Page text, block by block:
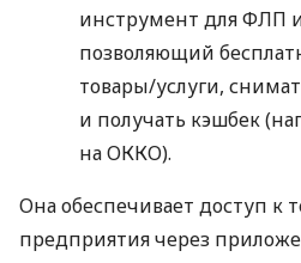
инструмент для ФЛП
позволяющий
товары/услуги,
и получать кэшбек
на ОККО).
Она обеспечивает доступ к
предприятия через